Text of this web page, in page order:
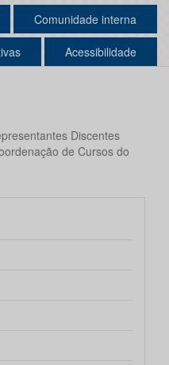
Comunidade interna
Acessibilidade
Discentes
de Cursos do